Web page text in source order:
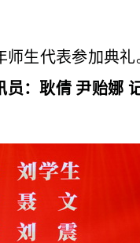
生代表参加典
员：耿倩 尹贻娜